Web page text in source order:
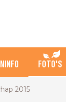
FOTO'S
2015